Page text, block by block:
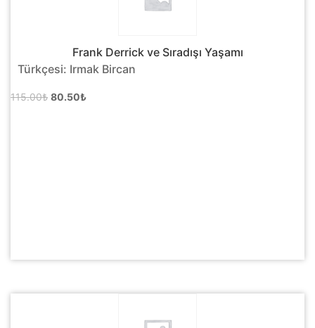
Frank Derrick ve Sıradışı Yaşamı
Türkçesi: Irmak Bircan
115.00₺ Orijinal
80.50₺Şu